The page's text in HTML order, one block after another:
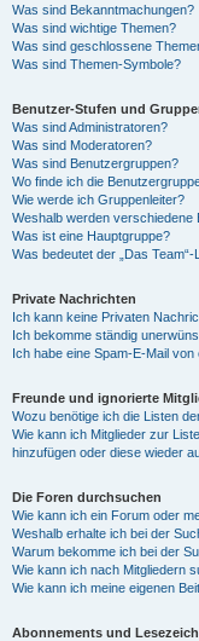
Was sind Bekanntmachungen?
Was sind wichtige Themen?
Was sind geschlossene
Was sind Themen-Symbole?
Benutzer-Stufen und
Was sind Administratoren?
Was sind Moderatoren?
Was sind Benutzergruppen?
Wo finde ich die
Wie werde ich Gruppenleiter?
Weshalb werden verschiedene
Was ist eine Hauptgruppe?
Was bedeutet der „Das
Private Nachrichten
Ich kann keine Privaten
Ich bekomme ständig
Ich habe eine Spam-E-Mail
Freunde und ignorierte
Wozu benötige ich die Listen
Wie kann ich Mitglieder zur
hinzufügen oder diese wieder
Die Foren durchsuchen
Wie kann ich ein Forum oder
Weshalb erhalte ich bei der
Warum bekomme ich bei der
Wie kann ich nach Mitgliedern
Wie kann ich meine eigenen
Abonnements und